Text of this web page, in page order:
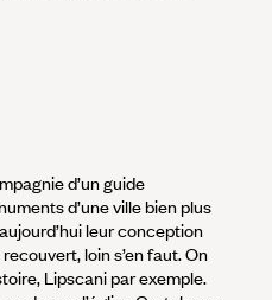
d’un guide
d’une ville bien plus
leur conception
loin s’en faut. On
Lipscani par exemple.